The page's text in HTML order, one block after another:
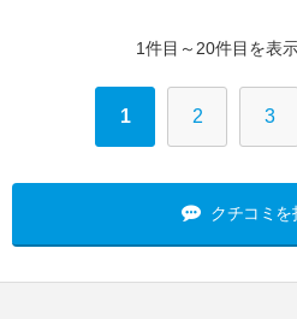
1件目～20件目を表
1 2 3
クチコミを